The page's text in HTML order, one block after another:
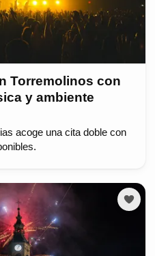
Torremolinos con
y ambiente
acoge una cita doble con